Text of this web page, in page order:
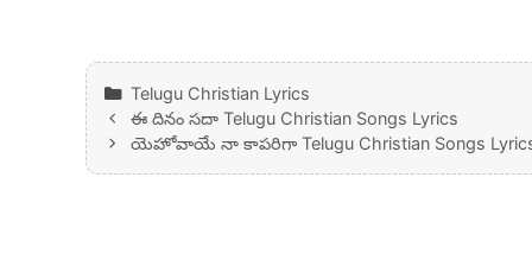
Categories
Telugu Christian Lyrics
ఈ దినం సదా Telugu Christian Songs Lyrics
యెహోవాయే నా కాపరిగా Telugu Christian Songs